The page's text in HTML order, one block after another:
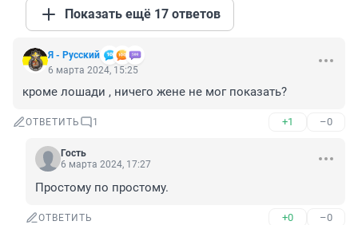
Показать ещё 17 ответов
Я - Русский
6 марта 2024, 15:25
кроме лошади , ничего жене не мог показать?
ОТВЕТИТЬ 1 +1 –0
Гость
6 марта 2024, 17:27
Простому по простому.
ОТВЕТИТЬ +0 –0